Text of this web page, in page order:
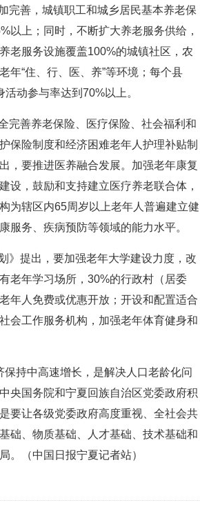
完善，城镇职工和城乡居民基本养老保
以上；同时，不断扩大养老服务供给，
老服务设施覆盖100%的城镇社区，农
年“住、行、医、养”等环境；每个县
动参与率达到70%以上。
完善养老保险、医疗保险、社会福利和
保险制度和经济困难老年人护理补贴制
，要推进医养融合发展。加强老年康复
设，鼓励和支持建立医疗养老联合体，
为辖区内65周岁以上老年人普遍建立健
服务、疾病预防等领域的能力水平。
》提出，要加强老年大学建设力度，改
老年学习场所，30%的行政村（居委
年人免费或优惠开放；开设和配置适合
会工作服务机构，加强老年体育健身和
保持中高速增长，是解决人口老龄化问
央国务院和宁夏回族自治区党委政府积
要让各级党委政府高度重视、全社会共
础、物质基础、人才基础、技术基础和
。（中国日报宁夏记者站）